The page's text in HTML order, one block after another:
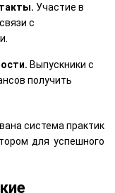
Участие в
с
Выпускники с
получить
система практик
для успешного